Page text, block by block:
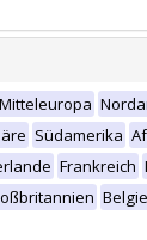
Mitteleuropa
Südamerika
Frankreich